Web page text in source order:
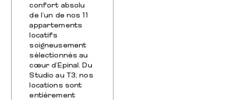
confort absolu
de l’un de nos 11
appartements
locatifs
soigneusement
sélectionnés au
cœur d’Epinal. Du
Studio au T3, nos
locations sont
entièrement